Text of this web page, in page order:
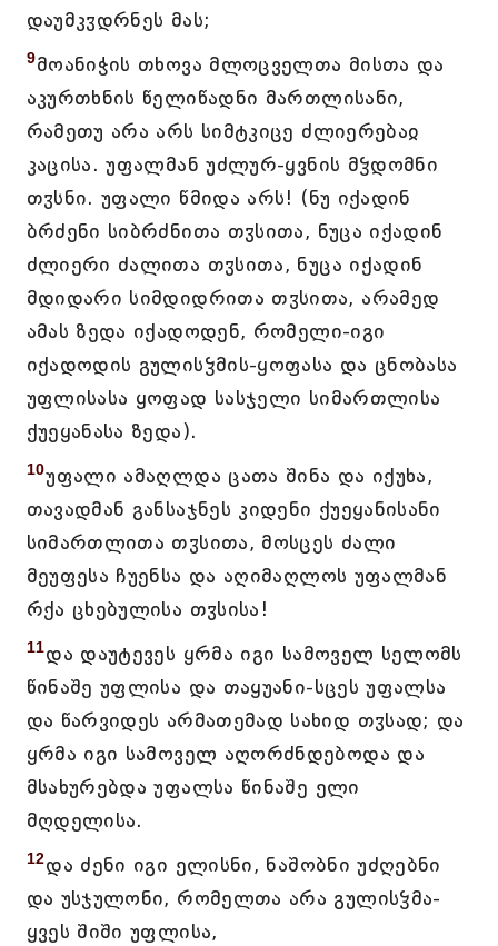
დაუმკჳდრნეს მას;
9მოანიჭის თხოვა მლოცველთა მისთა და
აკურთხნის წელიწადნი მართლისანი,
რამეთუ არა არს სიმტკიცე ძლიერებაჲ
კაცისა. უფალმან უძლურ-ყვნის მჴდომნი
თჳსნი. უფალი წმიდა არს! (ნუ იქადინ
ბრძენი სიბრძნითა თჳსითა, ნუცა იქადინ
ძლიერი ძალითა თჳსითა, ნუცა იქადინ
მდიდარი სიმდიდრითა თჳსითა, არამედ
ამას ზედა იქადოდენ, რომელი-იგი
იქადოდის გულისჴმის-ყოფასა და ცნობასა
უფლისასა ყოფად სასჯელი სიმართლისა
ქუეყანასა ზედა).
10უფალი ამაღლდა ცათა შინა და იქუხა,
თავადმან განსაჯნეს კიდენი ქუეყანისანი
სიმართლითა თჳსითა, მოსცეს ძალი
მეუფესა ჩუენსა და აღიმაღლოს უფალმან
რქა ცხებულისა თჳსისა!
11და დაუტევეს ყრმა იგი სამოველ სელომს
წინაშე უფლისა და თაყუანი-სცეს უფალსა
და წარვიდეს არმათემად სახიდ თჳსად; და
ყრმა იგი სამოველ აღორძნდებოდა და
მსახურებდა უფალსა წინაშე ელი
მღდელისა.
12და ძენი იგი ელისნი, ნაშობნი უძღებნი
და უსჯულონი, რომელთა არა გულისჴმა-
ყვეს შიში უფლისა,